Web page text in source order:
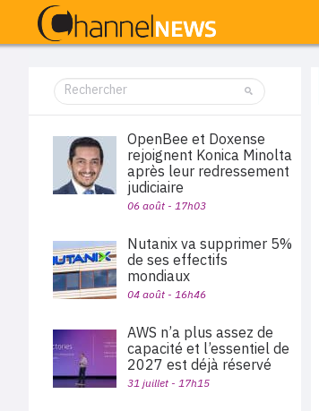
OpenBee et Doxense
rejoignent Konica Minolta
après leur redressement
judiciaire
06 août - 17h03
Nutanix va supprimer 5%
de ses effectifs
mondiaux
04 août - 16h46
AWS n’a plus assez de
capacité et l’essentiel de
2027 est déjà réservé
31 juillet - 17h15